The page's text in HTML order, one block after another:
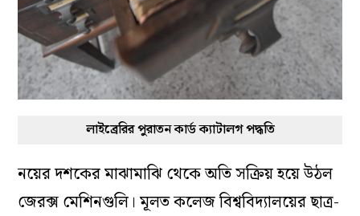
লাইব্রেরির পুরাতন কার্ড ক্যাটালগ পদ্ধতি
নয়ের দশকের মাঝামাঝি থেকে অতি সক্রিয় হয়ে উঠল
জেরক্স মেশিনগুলি। মূলত কলেজ বিশ্ববিদ্যালয়ের ছাত্র-